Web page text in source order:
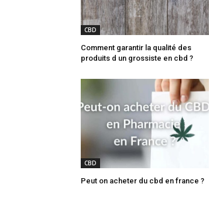
CBD
Comment garantir la qualité des
produits d un grossiste en cbd ?
CBD
Peut on acheter du cbd en france ?